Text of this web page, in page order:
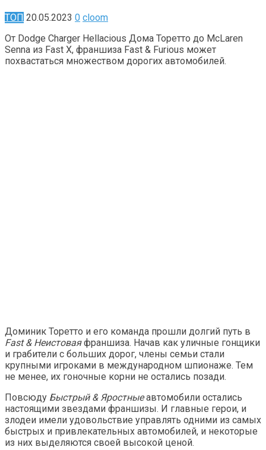
ТОП 20.05.2023 0 cloom
От Dodge Charger Hellacious Дома Торетто до McLaren
Senna из Fast X, франшиза Fast & Furious может
похвастаться множеством дорогих автомобилей.
Доминик Торетто и его команда прошли долгий путь в
Fast & Неистоваяфраншиза. Начав как уличные гонщики
и грабители с больших дорог, члены семьи стали
крупными игроками в международном шпионаже. Тем
не менее, их гоночные корни не остались позади.
Повсюду Быстрый & Яростныеавтомобили остались
настоящими звездами франшизы. И главные герои, и
злодеи имели удовольствие управлять одними из самых
быстрых и привлекательных автомобилей, и некоторые
из них выделяются своей высокой ценой.